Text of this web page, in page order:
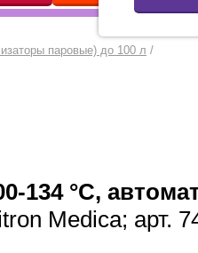
Контакты
паровые) до 100 л /
134 °С,
Medica; арт.